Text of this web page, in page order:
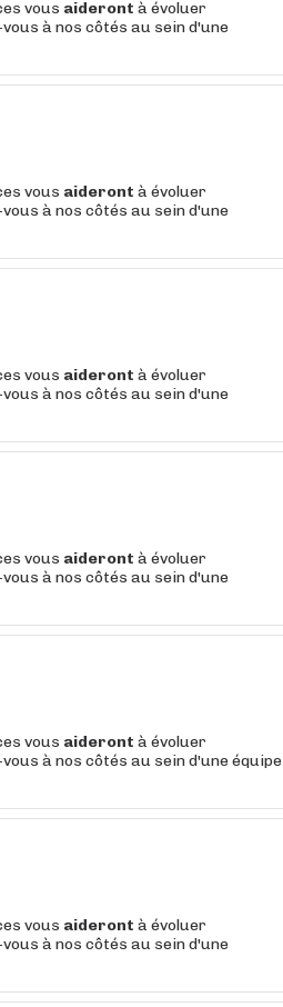
vous aideront à évoluer
à nos côtés au sein d'une
vous aideront à évoluer
à nos côtés au sein d'une
vous aideront à évoluer
à nos côtés au sein d'une
vous aideront à évoluer
à nos côtés au sein d'une
vous aideront à évoluer
à nos côtés au sein d'une équipe
vous aideront à évoluer
à nos côtés au sein d'une